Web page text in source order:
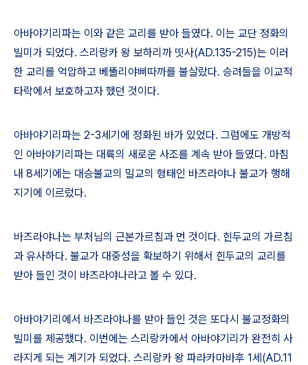
아바야기리파는 이와 같은 교리를 받아 들였다. 이는 교단 정화의
빌미가 되었다. 스리랑카 왕 보하리까 띳사(AD.135-215)는 이러
한 교리를 억압하고 베뚤리야삐따까를 불살랐다. 승려들을 이교적
타락에서 보호하고자 했던 것이다.
아바야기리파는 2-3세기에 정화된 바가 있었다. 그럼에도 개방적
인 아바야기리파는 대륙의 새로운 사조를 계속 받아 들였다. 마침
내 8세기에는 대승불교의 밀교의 형태인 바즈라야나 불교가 행해
지기에 이르렀다.
바즈라야나는 부처님의 근본가르침과 먼 것이다. 힌두교의 가르침
과 유사하다. 불교가 대중성을 확보하기 위해서 힌두교의 교리를
받아 들인 것이 바즈라야나라고 볼 수 있다.
아바야기리에서 바즈라야나를 받아 들인 것은 또다시 불교정화의
빌미를 제공했다. 이번에는 스리랑카에서 아바야기리가 완전히 사
라지게 되는 계기가 되었다. 스리랑카 왕 파라카마바후 1세(AD.11